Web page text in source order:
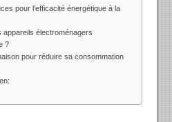
pour l’efficacité énergétique à la
appareils électroménagers
?
pour réduire sa consommation